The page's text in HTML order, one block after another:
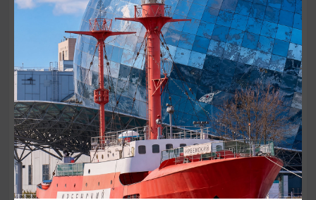
Аудиоспектакль «Истории Куршской
косы»
01.02.2026 - 31.12.2026, 13:00
Куршская коса
ОТ 2500₽